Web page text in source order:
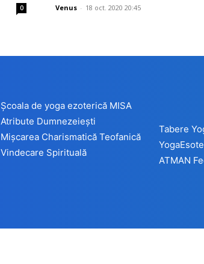
0 Venus - 18 oct. 2020 20:45
Școala de yoga ezoterică MISA
Atribute Dumnezeiești
Mișcarea Charismatică Teofanică
Vindecare Spirituală
Tabere
ATMAN